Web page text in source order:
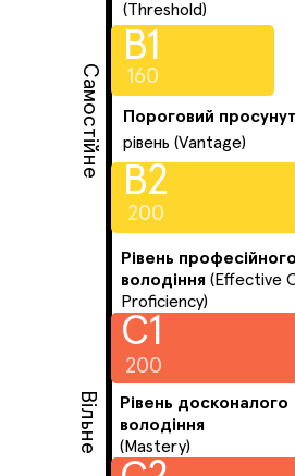
B1
160
B2
200
C1
200
Самостійне
Вільне
(Threshold)
Пороговий
рівень (Vantage)
Рівень професійного
володіння (Effective
Proficiency)
Рівень досконалого
володіння
(Mastery)